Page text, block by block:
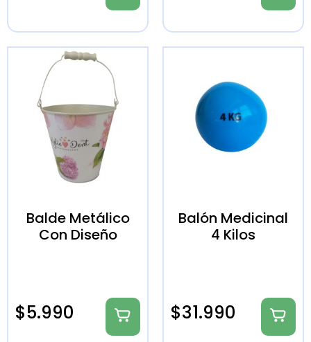
Balde Metálico
Con Diseño
$5.990
Balón Medicinal
4 Kilos
$31.990